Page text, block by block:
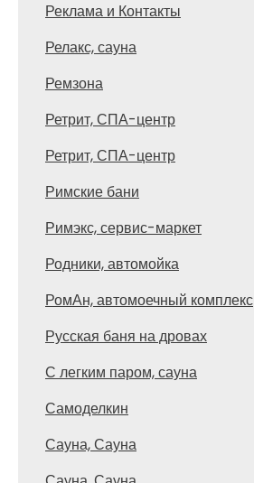
Реклама и Контакты
Релакс, сауна
Ремзона
Ретрит, СПА-центр
Ретрит, СПА-центр
Римские бани
Римэкс, сервис-маркет
Родники, автомойка
РомАн, автомоечный комплекс
Русская баня на дровах
С легким паром, сауна
Самоделкин
Сауна, Сауна